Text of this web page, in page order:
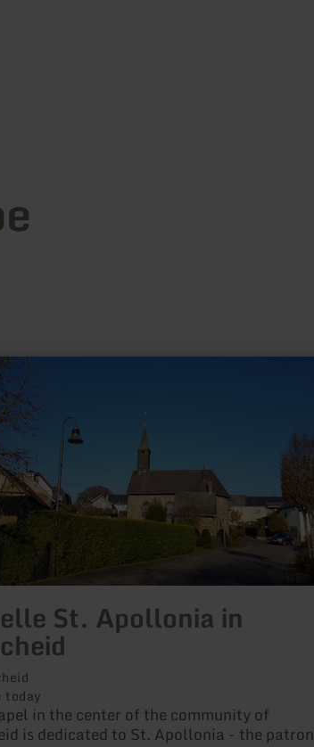
St. Apollonia in
today
in the center of the community of
is dedicated to St. Apollonia - the patron